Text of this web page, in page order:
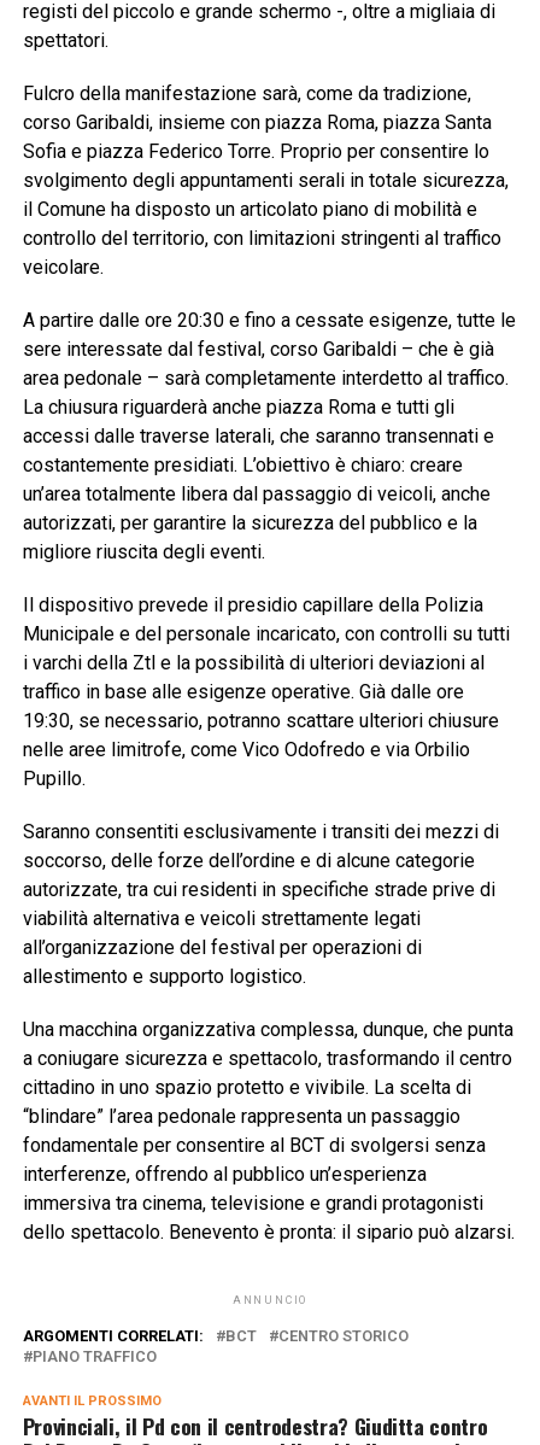
registi del piccolo e grande schermo -, oltre a migliaia di
spettatori.
Fulcro della manifestazione sarà, come da tradizione,
corso Garibaldi, insieme con piazza Roma, piazza Santa
Sofia e piazza Federico Torre. Proprio per consentire lo
svolgimento degli appuntamenti serali in totale sicurezza,
il Comune ha disposto un articolato piano di mobilità e
controllo del territorio, con limitazioni stringenti al traffico
veicolare.
A partire dalle ore 20:30 e fino a cessate esigenze, tutte le
sere interessate dal festival, corso Garibaldi – che è già
area pedonale – sarà completamente interdetto al traffico.
La chiusura riguarderà anche piazza Roma e tutti gli
accessi dalle traverse laterali, che saranno transennati e
costantemente presidiati. L’obiettivo è chiaro: creare
un’area totalmente libera dal passaggio di veicoli, anche
autorizzati, per garantire la sicurezza del pubblico e la
migliore riuscita degli eventi.
Il dispositivo prevede il presidio capillare della Polizia
Municipale e del personale incaricato, con controlli su tutti
i varchi della Ztl e la possibilità di ulteriori deviazioni al
traffico in base alle esigenze operative. Già dalle ore
19:30, se necessario, potranno scattare ulteriori chiusure
nelle aree limitrofe, come Vico Odofredo e via Orbilio
Pupillo.
Saranno consentiti esclusivamente i transiti dei mezzi di
soccorso, delle forze dell’ordine e di alcune categorie
autorizzate, tra cui residenti in specifiche strade prive di
viabilità alternativa e veicoli strettamente legati
all’organizzazione del festival per operazioni di
allestimento e supporto logistico.
Una macchina organizzativa complessa, dunque, che punta
a coniugare sicurezza e spettacolo, trasformando il centro
cittadino in uno spazio protetto e vivibile. La scelta di
“blindare” l’area pedonale rappresenta un passaggio
fondamentale per consentire al BCT di svolgersi senza
interferenze, offrendo al pubblico un’esperienza
immersiva tra cinema, televisione e grandi protagonisti
dello spettacolo. Benevento è pronta: il sipario può alzarsi.
ANNUNCIO
ARGOMENTI CORRELATI: BCT
CENTRO STORICO
PIANO TRAFFICO
AVANTI IL ​​PROSSIMO
Provinciali, il Pd con il centrodestra? Giuditta contro